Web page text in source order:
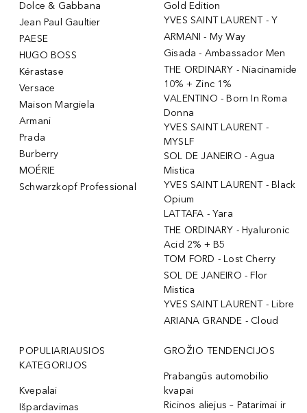
Dolce & Gabbana
Jean Paul Gaultier
PAESE
HUGO BOSS
Kérastase
Versace
Maison Margiela
Armani
Prada
Burberry
MOÉRIE
Schwarzkopf Professional
Gold Edition
YVES SAINT LAURENT - Y
ARMANI - My Way
Gisada - Ambassador Men
THE ORDINARY - Niacinamide
10% + Zinc 1%
VALENTINO - Born In Roma
Donna
YVES SAINT LAURENT -
MYSLF
SOL DE JANEIRO - Agua
Mistica
YVES SAINT LAURENT - Black
Opium
LATTAFA - Yara
THE ORDINARY - Hyaluronic
Acid 2% + B5
TOM FORD - Lost Cherry
SOL DE JANEIRO - Flor
Mistica
YVES SAINT LAURENT - Libre
ARIANA GRANDE - Cloud
POPULIARIAUSIOS
KATEGORIJOS
Kvepalai
Išpardavimas
GROŽIO TENDENCIJOS
Prabangūs automobilio
kvapai
Ricinos aliejus – Patarimai ir